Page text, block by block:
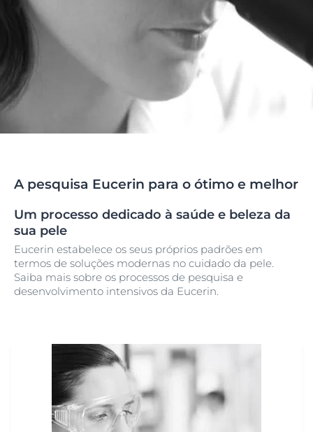
A pesquisa Eucerin para o ótimo e melhor
Um processo dedicado à saúde e beleza da
sua pele
Eucerin estabelece os seus próprios padrões em
termos de soluções modernas no cuidado da pele.
Saiba mais sobre os processos de pesquisa e
desenvolvimento intensivos da Eucerin.